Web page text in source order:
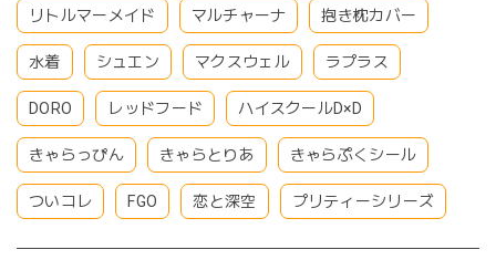
リトルマーメイド マルチャーナ 抱き枕カバー
水着 シュエン マクスウェル ラプラス
DORO レッドフード ハイスクールD×D
きゃらっぴん きゃらとりあ きゃらぷくシール
ついコレ FGO 恋と深空 プリティーシリーズ